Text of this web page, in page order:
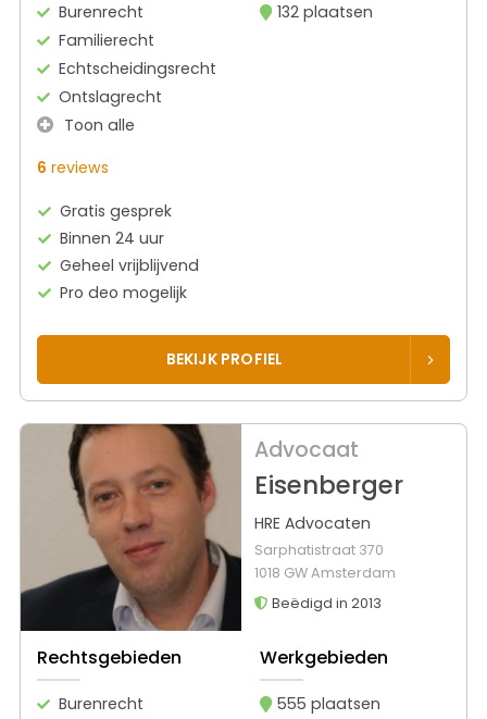
Burenrecht
Familierecht
Echtscheidingsrecht
Ontslagrecht
Toon alle
132 plaatsen
6 reviews
Gratis gesprek
Binnen 24 uur
Geheel vrijblijvend
Pro deo mogelijk
BEKIJK PROFIEL
Advocaat
Eisenberger
HRE Advocaten
Sarphatistraat 370
1018 GW Amsterdam
Beëdigd in 2013
Rechtsgebieden
Burenrecht
Werkgebieden
555 plaatsen